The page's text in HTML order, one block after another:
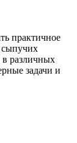
практичное
сыпучих
различных
задачи и